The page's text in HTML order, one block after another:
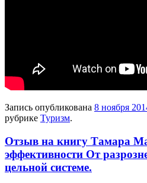
Запись опубликована 8 ноября
рубрике Туризм.
Отзыв на книгу Тамара
эффективности От
цельной системе.